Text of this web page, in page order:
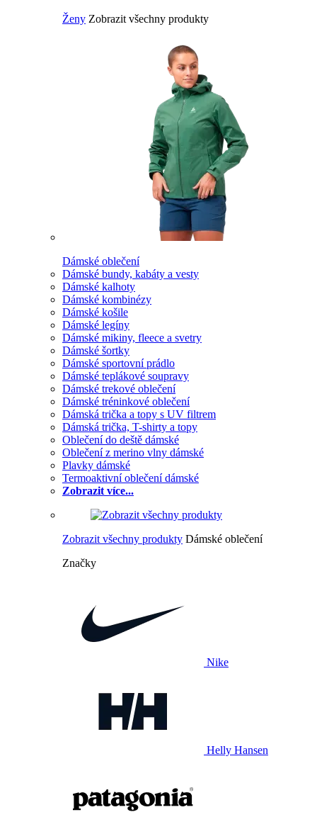
Ženy Zobrazit všechny produkty
Dámské oblečení
Dámské bundy, kabáty a vesty
Dámské kalhoty
Dámské kombinézy
Dámské košile
Dámské legíny
Dámské mikiny, fleece a svetry
Dámské šortky
Dámské sportovní prádlo
Dámské teplákové soupravy
Dámské trekové oblečení
Dámské tréninkové oblečení
Dámská trička a topy s UV filtrem
Dámská trička, T-shirty a topy
Oblečení do deště dámské
Oblečení z merino vlny dámské
Plavky dámské
Termoaktivní oblečení dámské
Zobrazit více...
Zobrazit všechny produkty Dámské oblečení
Značky
Nike
Helly Hansen